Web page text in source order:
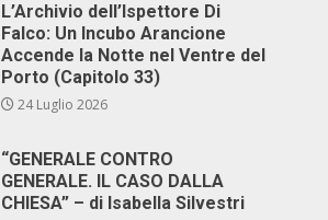
L’Archivio dell’Ispettore Di
Falco: Un Incubo Arancione
Accende la Notte nel Ventre del
Porto (Capitolo 33)
24 Luglio 2026
“GENERALE CONTRO
GENERALE. IL CASO DALLA
CHIESA” – di Isabella Silvestri